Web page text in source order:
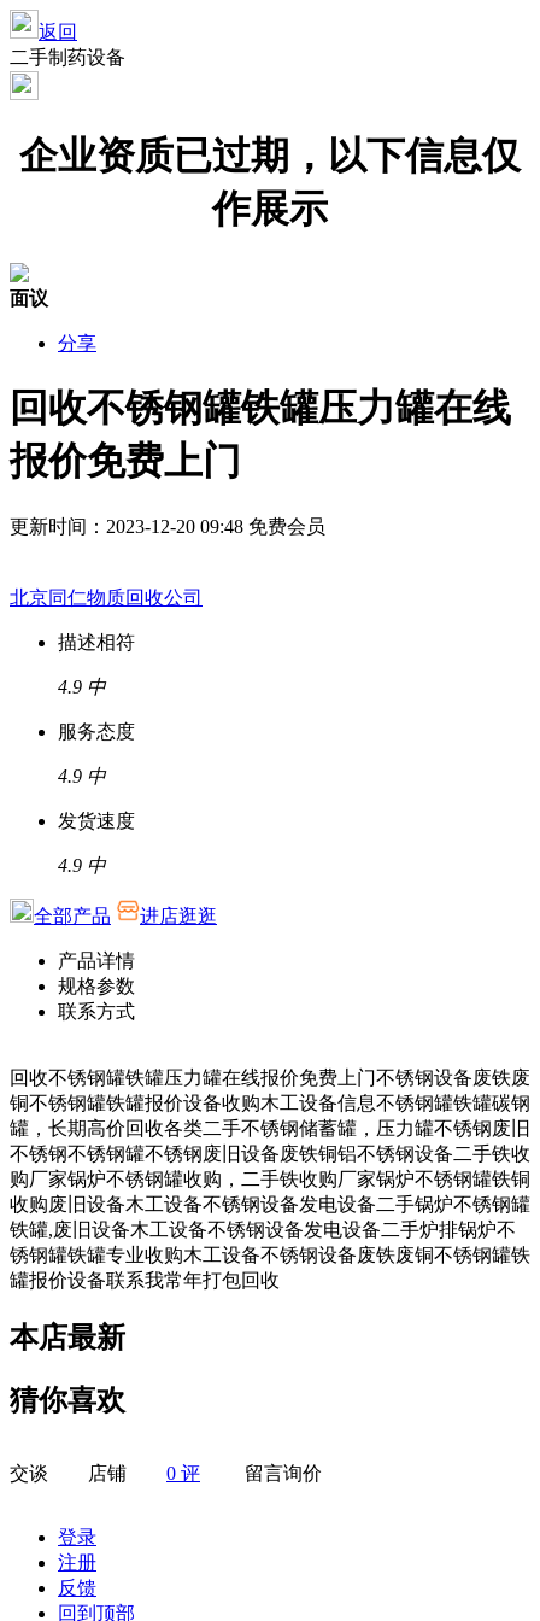
返回
二手制药设备
企业资质已过期，以下信息仅
作展示
面议
分享
回收不锈钢罐铁罐压力罐在线
报价免费上门
更新时间：2023-12-20 09:48 免费会员
北京同仁物质回收公司
描述相符
4.9 中
服务态度
4.9 中
发货速度
4.9 中
全部产品 进店逛逛
产品详情
规格参数
联系方式
回收不锈钢罐铁罐压力罐在线报价免费上门不锈钢设备废铁废
铜不锈钢罐铁罐报价设备收购木工设备信息不锈钢罐铁罐碳钢
罐，长期高价回收各类二手不锈钢储蓄罐，压力罐不锈钢废旧
不锈钢不锈钢罐不锈钢废旧设备废铁铜铝不锈钢设备二手铁收
购厂家锅炉不锈钢罐收购，二手铁收购厂家锅炉不锈钢罐铁铜
收购废旧设备木工设备不锈钢设备发电设备二手锅炉不锈钢罐
铁罐,废旧设备木工设备不锈钢设备发电设备二手炉排锅炉不
锈钢罐铁罐专业收购木工设备不锈钢设备废铁废铜不锈钢罐铁
罐报价设备联系我常年打包回收
本店最新
猜你喜欢
交谈 店铺 0 评 留言询价
登录
注册
反馈
回到顶部